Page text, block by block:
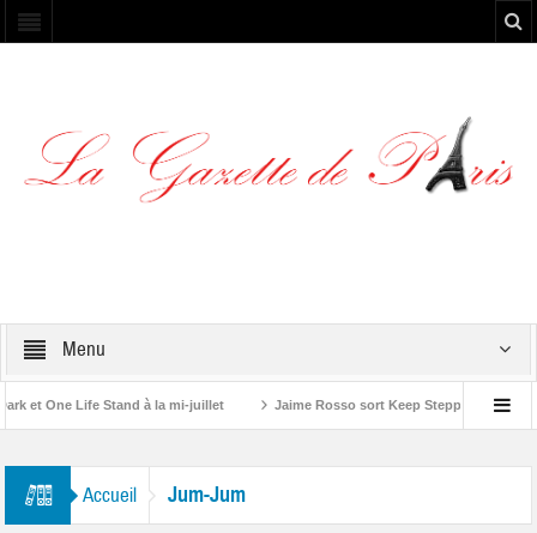
Menu
et One Life Stand à la mi-juillet Jaime Rosso sort Keep Stepping, son
Accueil Jum-Jum